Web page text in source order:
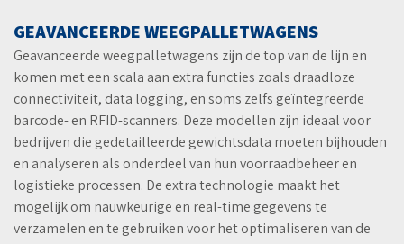
GEAVANCEERDE WEEGPALLETWAGENS
Geavanceerde weegpalletwagens zijn de top van de lijn en
komen met een scala aan extra functies zoals draadloze
connectiviteit, data logging, en soms zelfs geïntegreerde
barcode- en RFID-scanners. Deze modellen zijn ideaal voor
bedrijven die gedetailleerde gewichtsdata moeten bijhouden
en analyseren als onderdeel van hun voorraadbeheer en
logistieke processen. De extra technologie maakt het
mogelijk om nauwkeurige en real-time gegevens te
verzamelen en te gebruiken voor het optimaliseren van de